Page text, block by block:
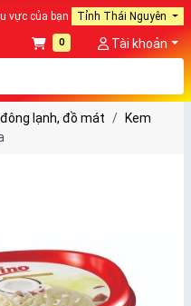
vực của bạn Tỉnh Thái Nguyên
0 Tài khoản
lạnh, đồ mát
Kem